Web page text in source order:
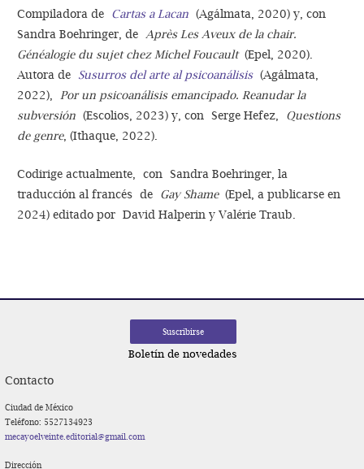
Compiladora de Cartas a Lacan (Agálmata, 2020) y, con
Sandra Boehringer, deAprès Les Aveux de la chair.
Généalogie du sujet chez Michel Foucault(Epel, 2020).
Autora de Susurros del arte al psicoanálisis(Agálmata,
2022),Por un psicoanálisis emancipado. Reanudar la
subversión (Escolios, 2023) y, con Serge Hefez, Questions
de genre, (Ithaque, 2022).
Codirige actualmente, con Sandra Boehringer, la
traducción al francés de Gay Shame(Epel, a publicarse en
2024) editado por David Halperin y Valérie Traub.
Boletín de novedades
Contacto
Ciudad de México
Teléfono: 5527134923
mecayoelveinte.editorial@gmail.com
Dirección